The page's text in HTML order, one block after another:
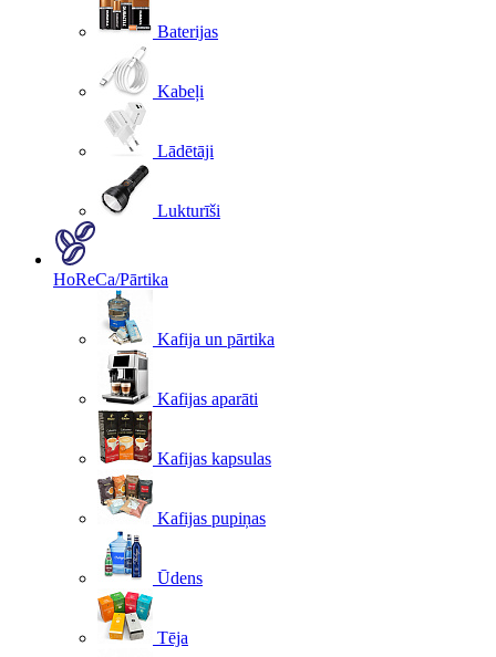
Baterijas
Kabeļi
Lādētāji
Lukturīši
HoReCa/Pārtika
Kafija un pārtika
Kafijas aparāti
Kafijas kapsulas
Kafijas pupiņas
Ūdens
Tēja